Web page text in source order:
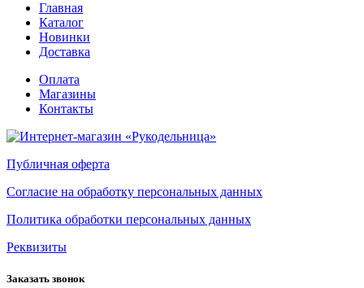
Главная
Каталог
Новинки
Доставка
Оплата
Магазины
Контакты
Публичная оферта
Согласие на обработку персональных данных
Политика обработки персональных данных
Реквизиты
Заказать звонок